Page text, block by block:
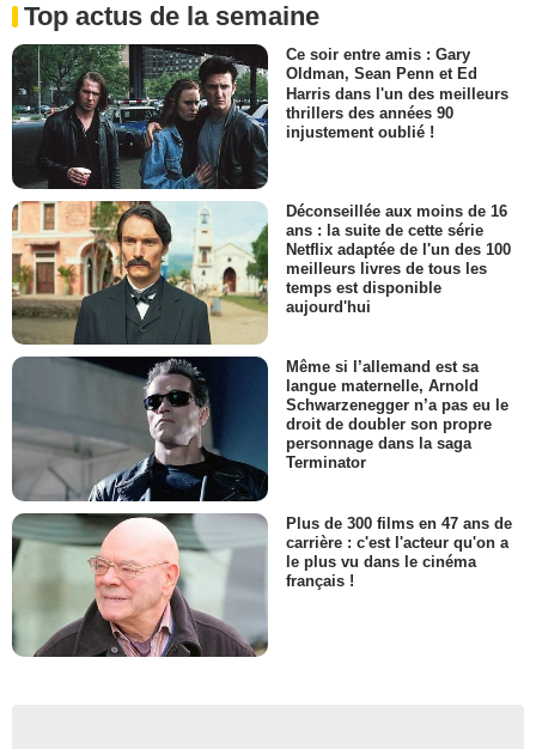
Top actus de la semaine
Ce soir entre amis : Gary
Oldman, Sean Penn et Ed
Harris dans l'un des meilleurs
thrillers des années 90
injustement oublié !
Déconseillée aux moins de 16
ans : la suite de cette série
Netflix adaptée de l'un des 100
meilleurs livres de tous les
temps est disponible
aujourd'hui
Même si l’allemand est sa
langue maternelle, Arnold
Schwarzenegger n’a pas eu le
droit de doubler son propre
personnage dans la saga
Terminator
Plus de 300 films en 47 ans de
carrière : c'est l'acteur qu'on a
le plus vu dans le cinéma
français !